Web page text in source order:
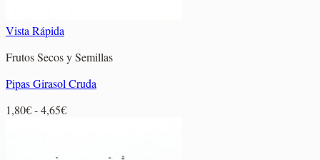
Vista Rápida
Frutos Secos y Semillas
Pipas Girasol Cruda
1,80€-4,65€Rango